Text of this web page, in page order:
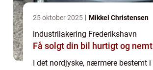
25 oktober 2025 Mikkel Christensen
industrilakering Frederikshavn
Få solgt din bil hurtigt og nemt
I det nordjyske, nærmere bestemt i